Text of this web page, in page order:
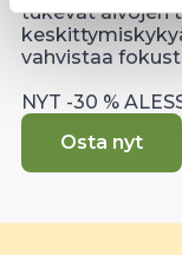
tukevat aivojen
vahvistaa
NYT -30 %
Osta nyt